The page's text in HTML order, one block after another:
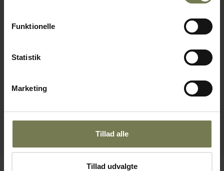
Funktionelle
Statistik
Marketing
Tillad alle
Tillad udvalgte